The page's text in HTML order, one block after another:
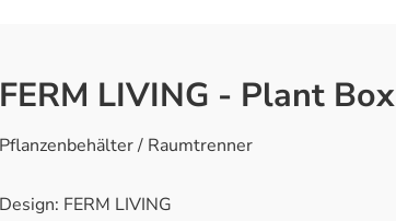
FERM LIVING - Plant Box
Pflanzenbehälter / Raumtrenner
Design: FERM LIVING